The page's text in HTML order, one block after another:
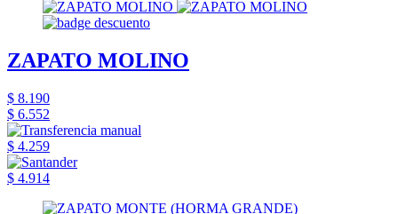
ZAPATO MOLINO
$ 8.190
$ 6.552
$ 4.259
$ 4.914